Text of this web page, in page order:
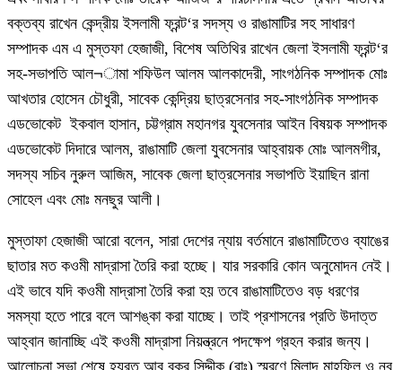
বক্তব্য রাখেন কেন্দ্রীয় ইসলামী ফ্রন্ট‘র সদস্য ও রাঙামাটির সহ সাধারণ
সম্পাদক এম এ মুস্তফা হেজাজী, বিশেষ অতিথির রাখেন জেলা ইসলামী ফ্রন্ট‘র
সহ-সভাপতি আল¬ামা শফিউল আলম আলকাদেরী, সাংগঠনিক সম্পাদক মোঃ
আখতার হোসেন চৌধুরী, সাবেক কেন্দ্রিয় ছাত্রসেনার সহ-সাংগঠনিক সম্পাদক
এডভোকেট ইকবাল হাসান, চট্টগ্রাম মহানগর যুবসেনার আইন বিষয়ক সম্পাদক
এডভোকেট দিদারে আলম, রাঙামাটি জেলা যুবসেনার আহ্বায়ক মোঃ আলমগীর,
সদস্য সচিব নুরুল আজিম, সাবেক জেলা ছাত্রসেনার সভাপতি ইয়াছিন রানা
সোহেল এবং মোঃ মনছুর আলী।
মুস্তাফা হেজাজী আরো বলেন, সারা দেশের ন্যায় বর্তমানে রাঙামাটিতেও ব্যাঙের
ছাতার মত কওমী মাদ্রাসা তৈরি করা হচ্ছে। যার সরকারি কোন অনুমোদন নেই।
এই ভাবে যদি কওমী মাদ্রাসা তৈরি করা হয় তবে রাঙামাটিতেও বড় ধরণের
সমস্যা হতে পারে বলে আশঙ্কা করা যাচ্ছে। তাই প্রশাসনের প্রতি উদাত্ত
আহ্বান জানাচ্ছি এই কওমী মাদ্রাসা নিয়ন্ত্রনে পদক্ষেপ গ্রহন করার জন্য।